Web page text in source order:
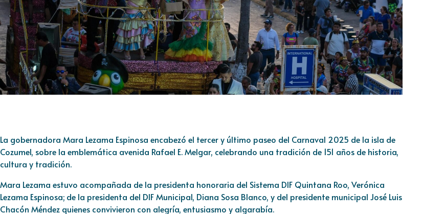
La gobernadora Mara Lezama Espinosa encabezó el tercer y último paseo del Carnaval 2025 de la isla de
Cozumel, sobre la emblemática avenida Rafael E. Melgar, celebrando una tradición de 151 años de historia,
cultura y tradición.
Mara Lezama estuvo acompañada de la presidenta honoraria del Sistema DIF Quintana Roo, Verónica
Lezama Espinosa; de la presidenta del DIF Municipal, Diana Sosa Blanco, y del presidente municipal José Luis
Chacón Méndez quienes convivieron con alegría, entusiasmo y algarabía.